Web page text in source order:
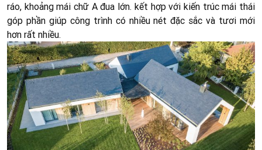
ráo, khoảng mái chữ A đua lớn. kết hợp với kiến trúc mái thái
góp phần giúp công trình có nhiều nét đặc sắc và tươi mới
hơn rất nhiều.